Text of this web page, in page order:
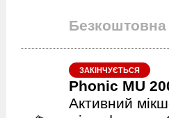
Безкоштовна
ЗАКІНЧУЄТЬСЯ
Phonic MU
Активний